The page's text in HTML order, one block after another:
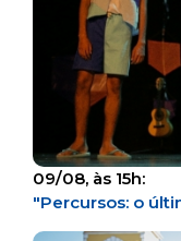
09/08, às 15h:
"Percursos: o